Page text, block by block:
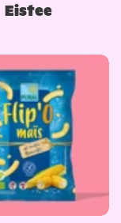
Eistee